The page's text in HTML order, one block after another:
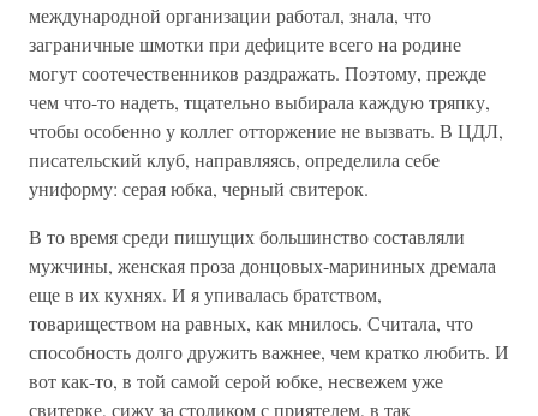
международной организации работал, знала, что
заграничные шмотки при дефиците всего на родине
могут соотечественников раздражать. Поэтому, прежде
чем что-то надеть, тщательно выбирала каждую тряпку,
чтобы особенно у коллег отторжение не вызвать. В ЦДЛ,
писательский клуб, направляясь, определила себе
униформу: серая юбка, черный свитерок.
В то время среди пишущих большинство составляли
мужчины, женская проза донцовых-марининых дремала
еще в их кухнях. И я упивалась братством,
товариществом на равных, как мнилось. Считала, что
способность долго дружить важнее, чем кратко любить. И
вот как-то, в той самой серой юбке, несвежем уже
свитерке, сижу за столиком с приятелем, в так